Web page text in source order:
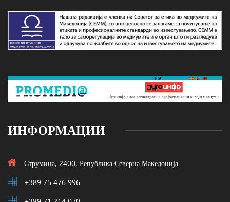
ИНФОРМАЦИИ
Струмица, 2400, Република Северна Македонија
+389 75 476 996